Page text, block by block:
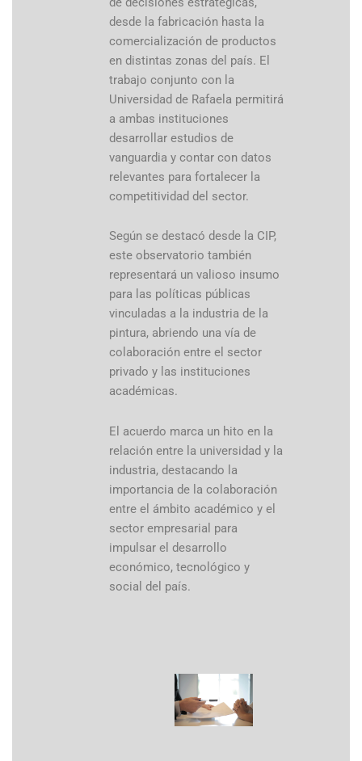
desde la fabricación hasta la
comercialización de productos
en distintas zonas del país. El
trabajo conjunto con la
Universidad de Rafaela permitirá
a ambas instituciones
desarrollar estudios de
vanguardia y contar con datos
relevantes para fortalecer la
competitividad del sector.
Según se destacó desde la CIP,
este observatorio también
representará un valioso insumo
para las políticas públicas
vinculadas a la industria de la
pintura, abriendo una vía de
colaboración entre el sector
privado y las instituciones
académicas.
El acuerdo marca un hito en la
relación entre la universidad y la
industria, destacando la
importancia de la colaboración
entre el ámbito académico y el
sector empresarial para
impulsar el desarrollo
económico, tecnológico y
social del país.